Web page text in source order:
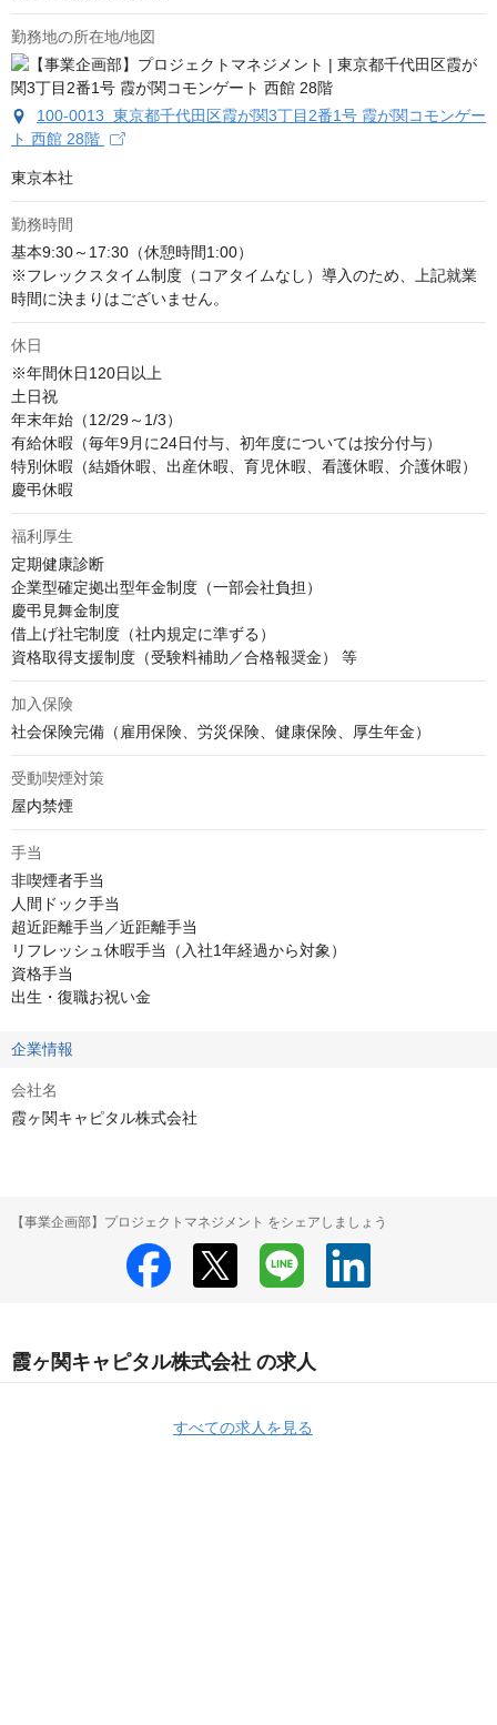
勤務地の所在地/地図
100-0013 東京都千代田区霞が関3丁目2番1号 霞が関コモンゲー
ト 西館 28階
東京本社
勤務時間
基本9:30～17:30（休憩時間1:00）
※フレックスタイム制度（コアタイムなし）導入のため、上記就業
時間に決まりはございません。
休日
※年間休日120日以上
土日祝
年末年始（12/29～1/3）
有給休暇（毎年9月に24日付与、初年度については按分付与）
特別休暇（結婚休暇、出産休暇、育児休暇、看護休暇、介護休暇）
慶弔休暇
福利厚生
定期健康診断
企業型確定拠出型年金制度（一部会社負担）
慶弔見舞金制度
借上げ社宅制度（社内規定に準ずる）
資格取得支援制度（受験料補助／合格報奨金） 等
加入保険
社会保険完備（雇用保険、労災保険、健康保険、厚生年金）
受動喫煙対策
屋内禁煙
手当
非喫煙者手当
人間ドック手当
超近距離手当／近距離手当
リフレッシュ休暇手当（入社1年経過から対象）
資格手当
出生・復職お祝い金
企業情報
会社名
霞ヶ関キャピタル株式会社
【事業企画部】プロジェクトマネジメント をシェアしましょう
霞ヶ関キャピタル株式会社 の求人
すべての求人を見る